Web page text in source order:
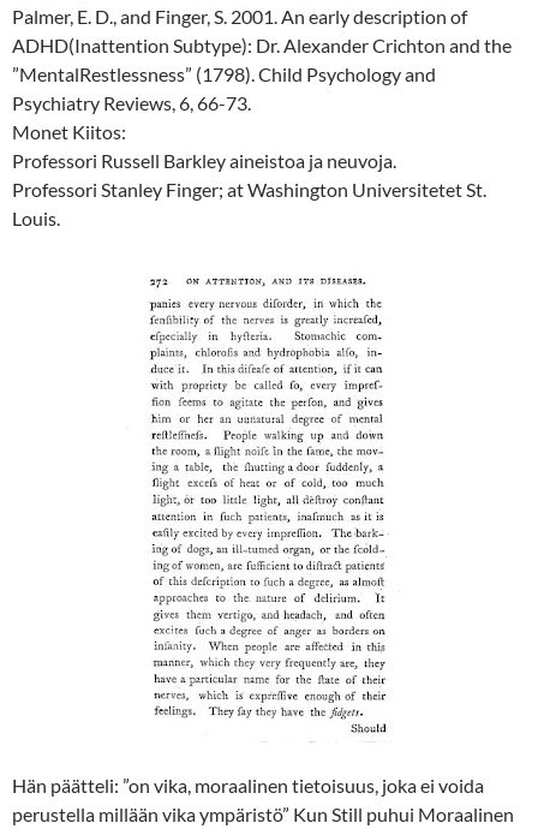
Palmer, E. D., and Finger, S. 2001. An early description of
ADHD(Inattention Subtype): Dr. Alexander Crichton and the
”MentalRestlessness” (1798). Child Psychology and
Psychiatry Reviews, 6, 66-73.
Monet Kiitos:
Professori Russell Barkley aineistoa ja neuvoja.
Professori Stanley Finger; at Washington Universitetet St.
Louis.
Hän päätteli: ”on vika, moraalinen tietoisuus, joka ei voida
perustella millään vika ympäristö” Kun Still puhui Moraalinen